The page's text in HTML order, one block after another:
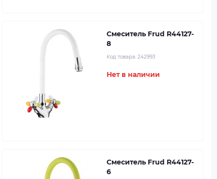
Смеситель Frud R44127-
8
Код товара: 242993
Нет в наличии
Смеситель Frud R44127-
6